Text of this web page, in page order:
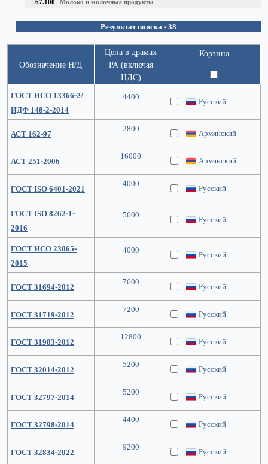
Результат поиска - 38
Обозначение Н/Д
Цена в драмах
РА (включая
НДС)
Корзина
ГОСТ ИСО 13366-2/
ИДФ 148-2-2014
4400 Русский
АСТ 162-97 2800 Армянский
АСТ 251-2006 16000 Армянский
ГОСТ ISO 6401-2021 4000 Русский
ГОСТ ISO 8262-1-
2016
5600 Русский
ГОСТ ИСО 23065-
2015
4000 Русский
ГОСТ 31694-2012 7600 Русский
ГОСТ 31719-2012 7200 Русский
ГОСТ 31983-2012 12800 Русский
ГОСТ 32014-2012 5200 Русский
ГОСТ 32797-2014 5200 Русский
ГОСТ 32798-2014 4400 Русский
ГОСТ 32834-2022 9200 Русский